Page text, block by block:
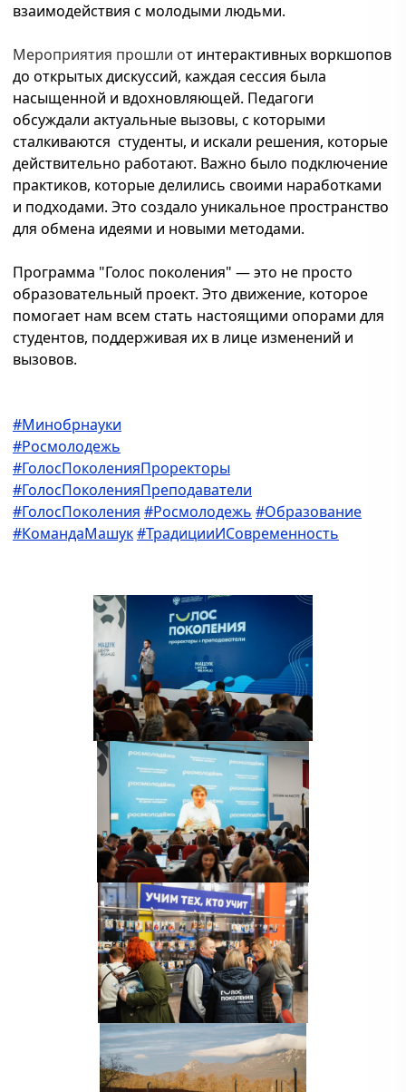
взаимодействия с молодыми людьми.
Мероприятия прошли от интерактивных воркшопов
до открытых дискуссий, каждая сессия была
насыщенной и вдохновляющей. Педагоги
обсуждали актуальные вызовы, с которыми
сталкиваются студенты, и искали решения, которые
действительно работают. Важно было подключение
практиков, которые делились своими наработками
и подходами. Это создало уникальное пространство
для обмена идеями и новыми методами.
Программа "Голос поколения" — это не просто
образовательный проект. Это движение, которое
помогает нам всем стать настоящими опорами для
студентов, поддерживая их в лице изменений и
вызовов.
#Минобрнауки
#Росмолодежь
#ГолосПоколенияПроректоры
#ГолосПоколенияПреподаватели
#ГолосПоколения #Росмолодежь #Образование
#КомандаМашук#ТрадицииИСовременность